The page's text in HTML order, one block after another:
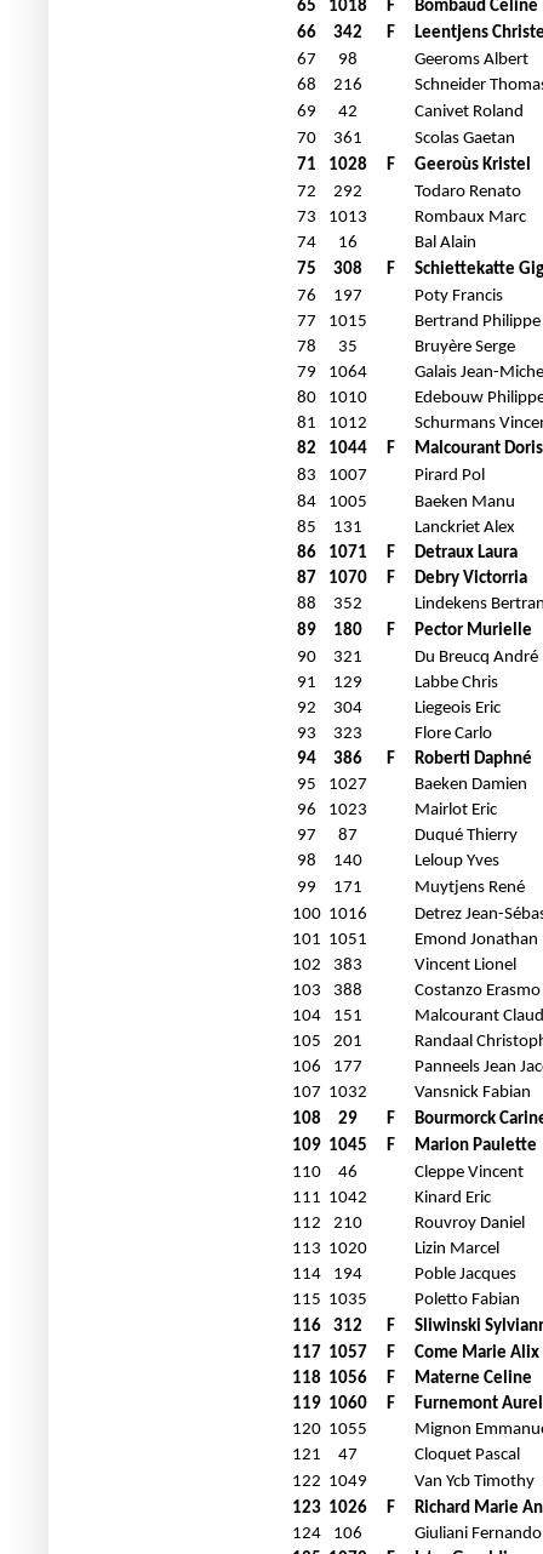
65
1018 F
Bombaud Celine
66
342 F
Leentjens
67
98
Geeroms Albert
68
216
Schneider
69
42
Canivet Roland
70
361
Scolas Gaetan
71
1028 F
Geeroùs Kristel
72
292
Todaro Renato
73
1013
Rombaux Marc
74
16
Bal Alain
75
308 F
Schiettekatte
76
197
Poty Francis
77
1015
Bertrand Philippe
78
35
Bruyère Serge
79
1064
Galais Jean-
80
1010
Edebouw
81
1012
Schurmans
82
1044 F
Malcourant Doris
83
1007
Pirard Pol
84
1005
Baeken Manu
85
131
Lanckriet Alex
86
1071 F
Detraux Laura
87
1070 F
Debry Victorria
88
352
Lindekens
89
180 F
Pector Murielle
90
321
Du Breucq André
91
129
Labbe Chris
92
304
Liegeois Eric
93
323
Flore Carlo
94
386 F
Roberti Daphné
95
1027
Baeken Damien
96
1023
Mairlot Eric
97
87
Duqué Thierry
98
140
Leloup Yves
99
171
Muytjens René
100 1016
Detrez Jean-
101 1051
Emond Jonathan
102
383
Vincent Lionel
103
388
Costanzo Erasmo
104
151
Malcourant
105
201
Randaal
106
177
Panneels Jean
107 1032
Vansnick Fabian
108
29 F
Bourmorck
109 1045 F
Marion Paulette
110
46
Cleppe Vincent
111 1042
Kinard Eric
112
210
Rouvroy Daniel
113 1020
Lizin Marcel
114
194
Poble Jacques
115 1035
Poletto Fabian
116
312 F
Sliwinski
117 1057 F
Come Marie Alix
118 1056 F
Materne Celine
119 1060 F
Furnemont
120 1055
Mignon
121
47
Cloquet Pascal
122 1049
Van Ycb Timothy
123 1026 F
Richard Marie
124
106
Giuliani Fernando